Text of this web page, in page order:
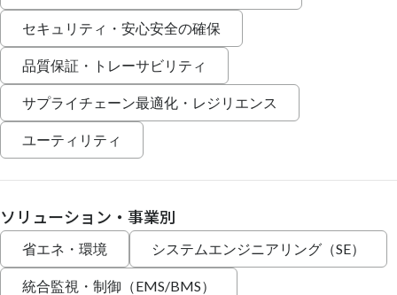
セキュリティ・安心安全の確保
品質保証・トレーサビリティ
サプライチェーン最適化・レジリエンス
ユーティリティ
ソリューション・事業別
省エネ・環境 システムエンジニアリング（SE）
統合監視・制御（EMS/BMS）